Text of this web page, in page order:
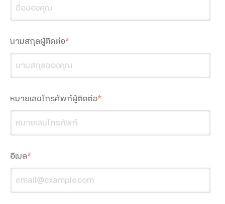
dtac Mobile Security
Smart Connect
SMS Marketing
Interactive Messaging
Multimedia Messaging
Workspace
Workspace for Education
นามสกุลผู้ติดต่อ*
หมายเลขโทรศัพท์ผู้ติดต่อ*
อีเมล*